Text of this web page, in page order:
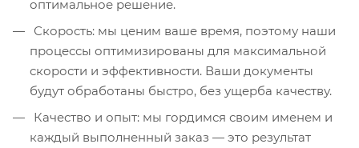
оптимальное решение.
Скорость: мы ценим ваше время, поэтому наши
процессы оптимизированы для максимальной
скорости и эффективности. Ваши документы
будут обработаны быстро, без ущерба качеству.
Качество и опыт: мы гордимся своим именем и
каждый выполненный заказ — это результат